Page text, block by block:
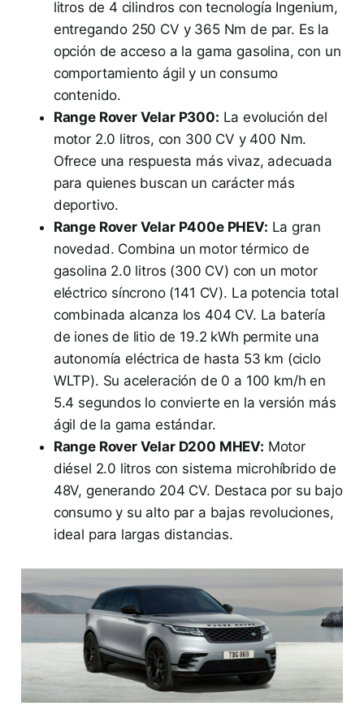
litros de 4 cilindros con tecnología Ingenium,
entregando 250 CV y 365 Nm de par. Es la
opción de acceso a la gama gasolina, con un
comportamiento ágil y un consumo
contenido.
Range Rover Velar P300: La evolución del
motor 2.0 litros, con 300 CV y 400 Nm.
Ofrece una respuesta más vivaz, adecuada
para quienes buscan un carácter más
deportivo.
Range Rover Velar P400e PHEV: La gran
novedad. Combina un motor térmico de
gasolina 2.0 litros (300 CV) con un motor
eléctrico síncrono (141 CV). La potencia total
combinada alcanza los 404 CV. La batería
de iones de litio de 19.2 kWh permite una
autonomía eléctrica de hasta 53 km (ciclo
WLTP). Su aceleración de 0 a 100 km/h en
5.4 segundos lo convierte en la versión más
ágil de la gama estándar.
Range Rover Velar D200 MHEV: Motor
diésel 2.0 litros con sistema microhíbrido de
48V, generando 204 CV. Destaca por su bajo
consumo y su alto par a bajas revoluciones,
ideal para largas distancias.